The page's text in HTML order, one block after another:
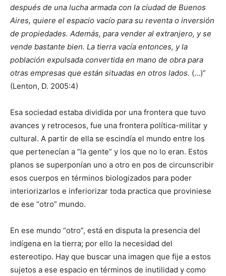
después de una lucha armada con la ciudad de Buenos
Aires, quiere el espacio vacío para su reventa o inversión
de propiedades. Además, para vender al extranjero, y se
vende bastante bien. La tierra vacía entonces, y la
población expulsada convertida en mano de obra para
otras empresas que están situadas en otros lados. (…)”
(Lenton, D. 2005:4)
Esa sociedad estaba dividida por una frontera que tuvo
avances y retrocesos, fue una frontera política-militar y
cultural. A partir de ella se escindía el mundo entre los
que pertenecían a “la gente” y los que no lo eran. Estos
planos se superponían uno a otro en pos de circunscribir
esos cuerpos en términos biologizados para poder
interiorizarlos e inferiorizar toda practica que proviniese
de ese “otro” mundo.
En ese mundo “otro”, está en disputa la presencia del
indígena en la tierra; por ello la necesidad del
estereotipo. Hay que buscar una imagen que fije a estos
sujetos a ese espacio en términos de inutilidad y como